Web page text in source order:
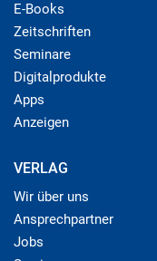
E-Books
Zeitschriften
Seminare
Digitalprodukte
Apps
Anzeigen
VERLAG
Wir über uns
Ansprechpartner
Jobs